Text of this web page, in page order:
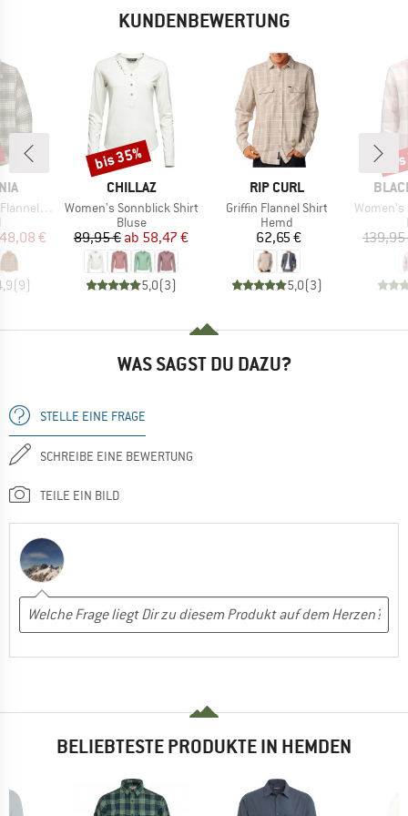
KUNDENBEWERTUNG
Shirt
Preis
48,08 €
(9)
MARKE
CHILLAZ
Artikel
Women's Sonnblick Shirt
Produktgruppe
Bluse
Preis
89,95 € reduzierter Preis
ab 58,47 €
5,0(3)
Rabatt
bis 35%
MARKE
RIP CURL
Artikel
Griffin Flannel Shirt
Produktgruppe
Hemd
Preis
62,65 €
5,0(3)
Artikel
Women's
139,95
WAS SAGST DU DAZU?
STELLE EINE FRAGE
SCHREIBE EINE BEWERTUNG
TEILE EIN BILD
BELIEBTESTE PRODUKTE IN HEMDEN